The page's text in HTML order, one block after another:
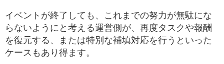
イベントが終了しても、これまでの努力が無駄にな
らないようにと考える運営側が、再度タスクや報酬
を復元する、または特別な補填対応を行うといった
ケースもあり得ます。